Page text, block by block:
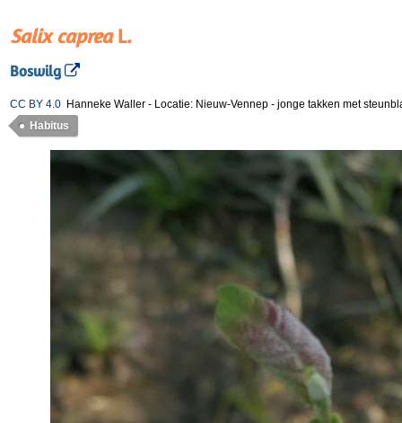
Salix capreaL.
Boswilg
CC BY 4.0 Hanneke Waller - Locatie: Nieuw-Vennep - jonge takken met
Habitus